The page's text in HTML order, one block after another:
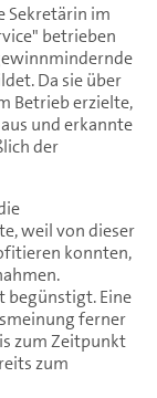
Sekretärin im
betrieben
Da sie über
Betrieb erzielte,
und erkannte
der
weil von dieser
konnten,
begünstigt. Eine
ferner
zum Zeitpunkt
zum